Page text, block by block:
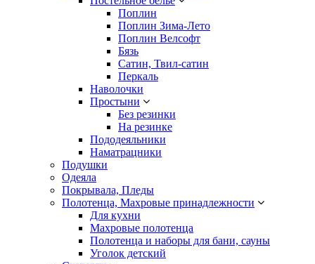
Поплин
Поплин Зима-Лето
Поплин Велсофт
Бязь
Сатин, Твил-сатин
Перкаль
Наволочки
Простыни
Без резинки
На резинке
Пододеяльники
Наматрацники
Подушки
Одеяла
Покрывала, Пледы
Полотенца, Махровые принадлежности
Для кухни
Махровые полотенца
Полотенца и наборы для бани, сауны
Уголок детский